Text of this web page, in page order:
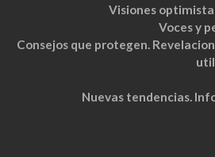
Visiones
Voces y
Consejos que protegen.
Nuevas tendencias.